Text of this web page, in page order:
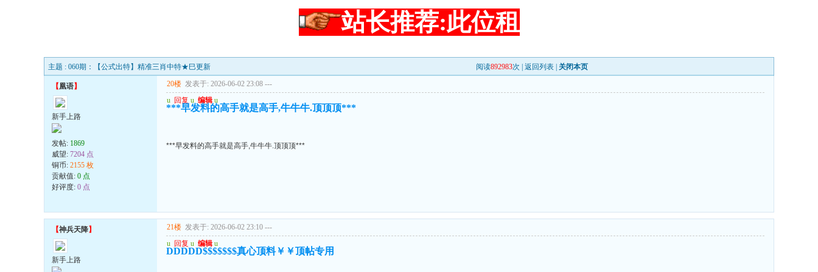
站长推荐:此位租
主题 : 060期：【公式出特】精准三肖中特★巳更新 阅读892983次 | 返回列表 关闭本页
【凰语】
新手上路
发帖: 1869
威望: 7204 点
铜币: 2155 枚
贡献值: 0 点
好评度: 0 点
20楼 发表于: 2026-06-02 23:08 ---
u 回复 u 编辑 u
***早发料的高手就是高手,牛牛牛.顶顶顶***
***早发料的高手就是高手,牛牛牛.顶顶顶***
【神兵天降】
新手上路
21楼 发表于: 2026-06-02 23:10 ---
u 回复 u 编辑 u
DDDDD$$$$$$$真心顶料￥￥顶帖专用